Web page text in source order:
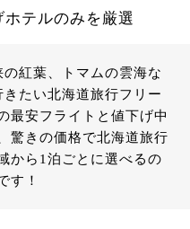
テルのみを厳選
紅葉、トマムの雲海な
たい北海道旅行フリー
最安フライトと値下げ中
驚きの価格で北海道旅行
から1泊ごとに選べるの
す！